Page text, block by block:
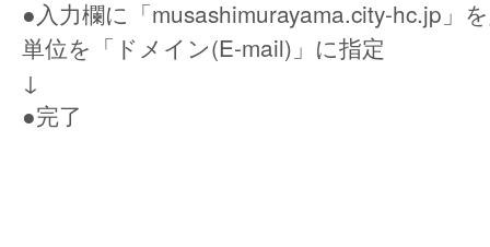
●入力欄に「musashimurayama.city-hc.jp」
単位を「ドメイン(E-mail)」に指定
↓
●完了